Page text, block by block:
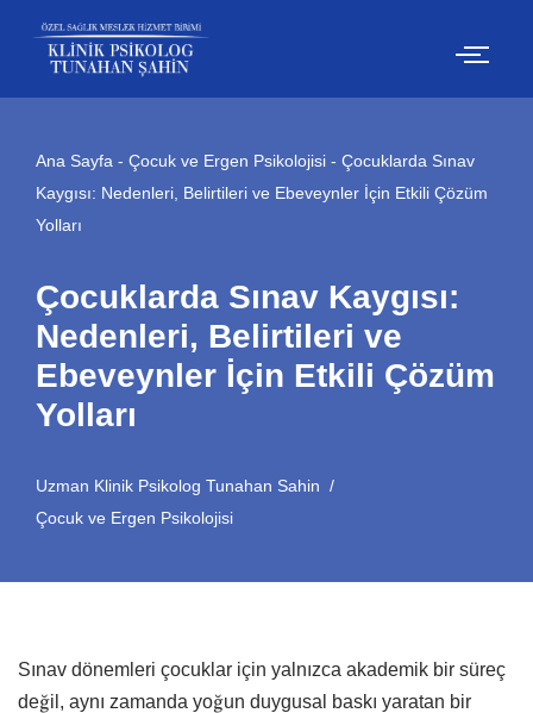
İçeriğe
geç
Ana Sayfa - Çocuk ve Ergen Psikolojisi - Çocuklarda Sınav
Kaygısı: Nedenleri, Belirtileri ve Ebeveynler İçin Etkili Çözüm
Yolları
Çocuklarda Sınav Kaygısı:
Nedenleri, Belirtileri ve
Ebeveynler İçin Etkili Çözüm
Yolları
Uzman Klinik Psikolog Tunahan Sahin
Çocuk ve Ergen Psikolojisi
Sınav dönemleri çocuklar için yalnızca akademik bir süreç
değil, aynı zamanda yoğun duygusal baskı yaratan bir